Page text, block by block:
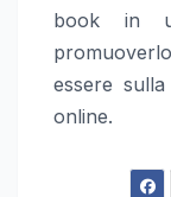
book in
essere
online.